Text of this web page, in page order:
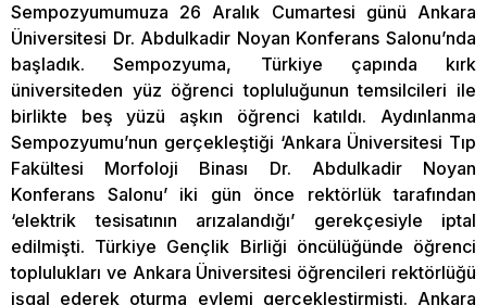
Sempozyumumuza 26 Aralık Cumartesi günü Ankara
Üniversitesi Dr. Abdulkadir Noyan Konferans Salonu’nda
başladık. Sempozyuma, Türkiye çapında kırk
üniversiteden yüz öğrenci topluluğunun temsilcileri ile
birlikte beş yüzü aşkın öğrenci katıldı. Aydınlanma
Sempozyumu’nun gerçekleştiği ‘Ankara Üniversitesi Tıp
Fakültesi Morfoloji Binası Dr. Abdulkadir Noyan
Konferans Salonu’ iki gün önce rektörlük tarafından
‘elektrik tesisatının arızalandığı’ gerekçesiyle iptal
edilmişti. Türkiye Gençlik Birliği öncülüğünde öğrenci
toplulukları ve Ankara Üniversitesi öğrencileri rektörlüğü
işgal ederek oturma eylemi gerçekleştirmişti. Ankara